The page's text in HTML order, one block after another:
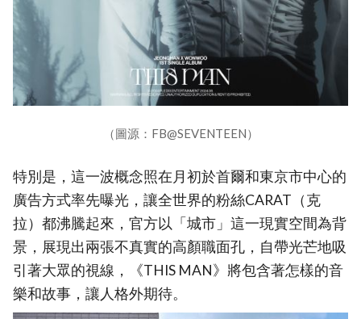
（圖源：FB@SEVENTEEN）
特別是，這一波概念照在月初於首爾和東京市中心的
廣告方式率先曝光，讓全世界的粉絲CARAT（克
拉）都沸騰起來，官方以「城市」這一現實空間為背
景，展現出兩張不真實的高顏職面孔，自帶光芒地吸
引著大眾的視線，《THIS MAN》將包含著怎樣的音
樂和故事，讓人格外期待。